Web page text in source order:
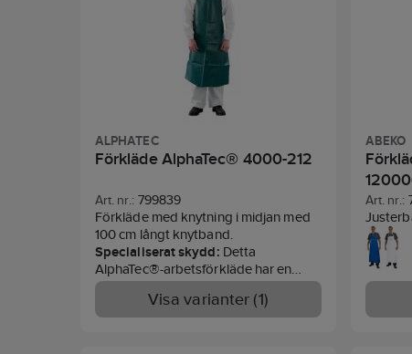
ALPHATEC
Förkläde AlphaTec® 4000-212
Art. nr.: 799839
Förkläde med knytning i midjan med
100 cm långt knytband.
Specialiserat skydd: Detta
AlphaTec®-arbetsförkläde har en
skyddsbarriär i flera lager och har
testats mot över 200 organiska och
oorganiska kemikalier.
Visa varianter (1)
ABEKO
Art. nr.:
(0401),
för:
70%